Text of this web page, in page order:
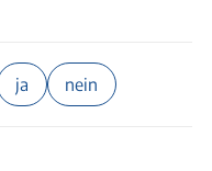
ja nein